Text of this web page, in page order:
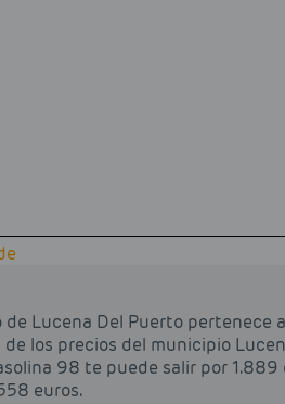
de Lucena Del Puerto pertenece
los precios del municipio
98 te puede salir por
euros.